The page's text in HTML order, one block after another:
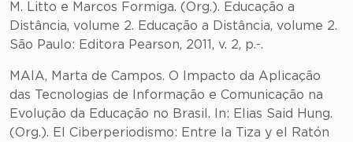
M. Litto e Marcos Formiga. (Org.). Educação a
Distância, volume 2. Educação a Distância, volume 2.
São Paulo: Editora Pearson, 2011, v. 2, p.-.
MAIA, Marta de Campos. O Impacto da Aplicação
das Tecnologias de Informação e Comunicação na
Evolução da Educação no Brasil. In: Elias Said Hung.
(Org.). El Ciberperiodismo: Entre la Tiza y el Ratón